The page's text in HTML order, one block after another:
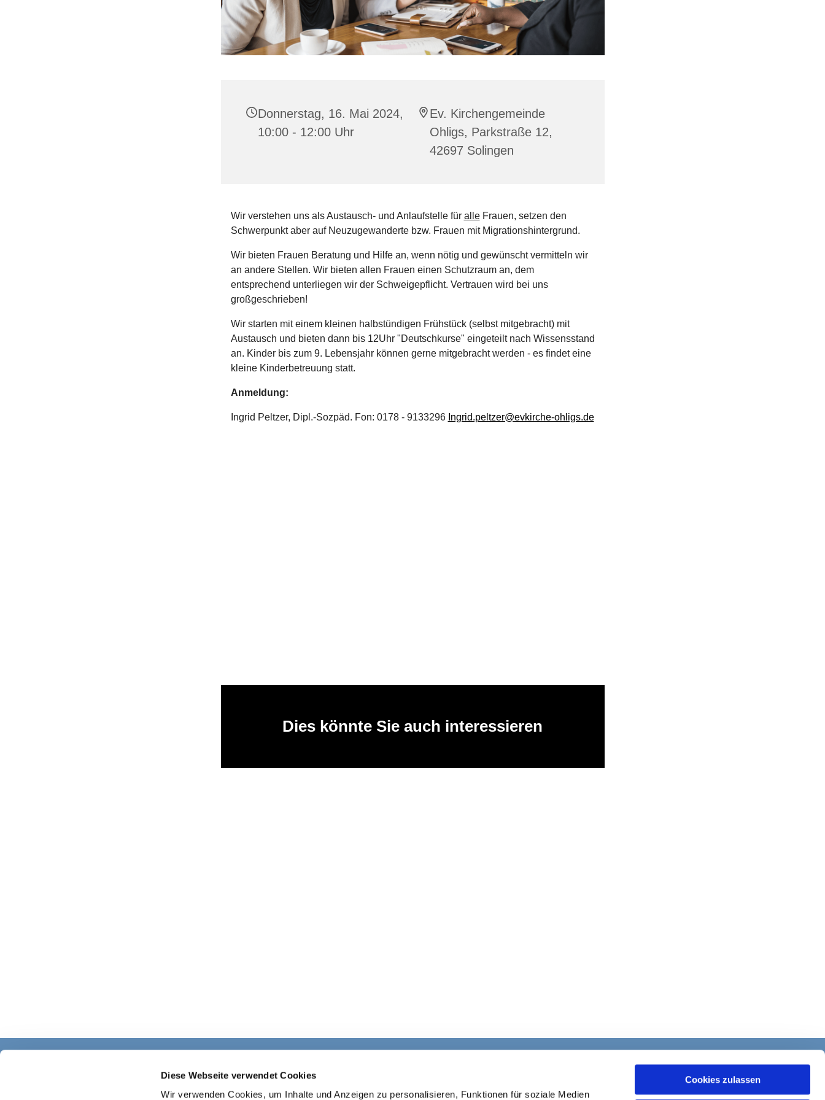
Diese Webseite verwendet Cookies
Wir verwenden Cookies, um Inhalte und Anzeigen zu personalisieren, Funktionen für soziale Medien
Cookies zulassen
Donnerstag, 16. Mai 2024,
10:00 - 12:00 Uhr
Ev. Kirchengemeinde
Ohligs, Parkstraße 12,
42697 Solingen
Wir verstehen uns als Austausch- und Anlaufstelle für alleFrauen, setzen den
Schwerpunkt aber auf Neuzugewanderte bzw. Frauen mit Migrationshintergrund.
Wir bieten Frauen Beratung und Hilfe an, wenn nötig und gewünscht vermitteln wir
an andere Stellen. Wir bieten allen Frauen einen Schutzraum an, dem
entsprechend unterliegen wir der Schweigepflicht. Vertrauen wird bei uns
großgeschrieben!
Wir starten mit einem kleinen halbstündigen Frühstück (selbst mitgebracht) mit
Austausch und bieten dann bis 12Uhr "Deutschkurse" eingeteilt nach Wissensstand
an. Kinder bis zum 9. Lebensjahr können gerne mitgebracht werden - es findet eine
kleine Kinderbetreuung statt.
Anmeldung:
Ingrid Peltzer, Dipl.-Sozpäd. Fon: 0178 - 9133296 Ingrid.peltzer@evkirche-ohligs.de
Dies könnte Sie auch interessieren
+4921264541645